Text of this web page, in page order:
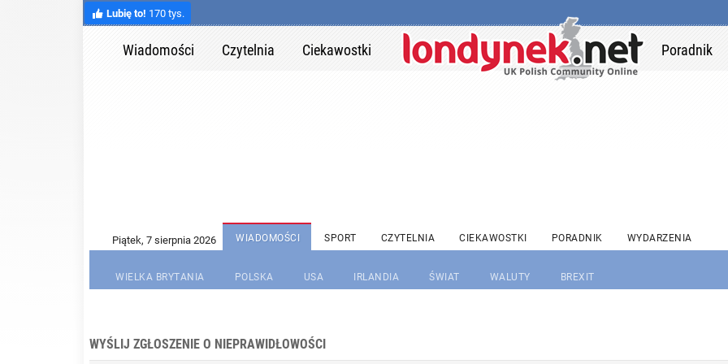
Lubię to! 170 tys.
Wiadomości Czytelnia Ciekawostki Poradnik
WIADOMOŚCI SPORT CZYTELNIA CIEKAWOSTKI PORADNIK WYDARZENIA
WIELKA BRYTANIA POLSKA USA IRLANDIA ŚWIAT WALUTY BREXIT
WYŚLIJ ZGŁOSZENIE O NIEPRAWIDŁOWOŚCI